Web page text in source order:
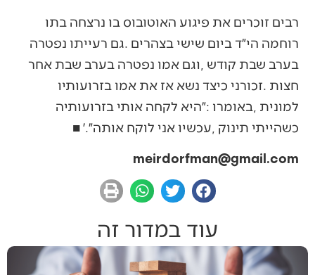
‬כשהייתי‭ ‬תינוק‭, ‬עכשיו‭ ‬אני‭ ‬לוקח‭ ‬אותה״‭.‬׳‭ ‬■
meirdorfman@gmail.com
עוד במדור זה